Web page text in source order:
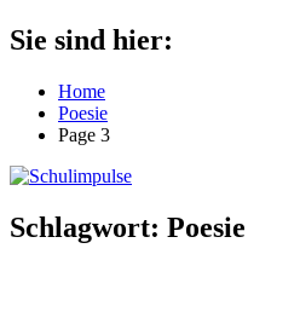
Zum
Inhalt
Schulimpulse
für
Grundschule
Sie sind hier:
Home
Poesie
Page 3
Schlagwort: Poesie